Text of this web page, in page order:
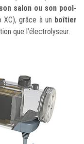
salon ou son pool-
XC), grâce à un boîtier
que l’électrolyseur.